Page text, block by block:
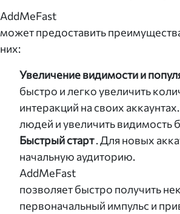
AddMeFast
может предоставить
них:
Увеличение видимости и
быстро и легко увеличить
интеракций на своих
людей и увеличить видимость
Быстрый старт. Для новых
начальную аудиторию.
AddMeFast
позволяет быстро получить
первоначальный импульс и